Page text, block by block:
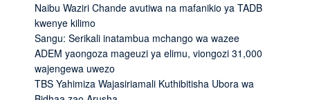
Naibu Waziri Chande avutiwa na mafanikio ya TADB
kwenye kilimo
Sangu: Serikali inatambua mchango wa wazee
ADEM yaongoza mageuzi ya elimu, viongozi 31,000
wajengewa uwezo
TBS Yahimiza Wajasiriamali Kuthibitisha Ubora wa